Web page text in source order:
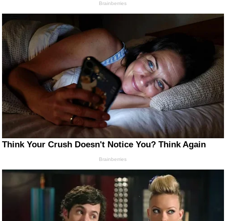
Brainberries
Think Your Crush Doesn't Notice You? Think Again
Brainberries